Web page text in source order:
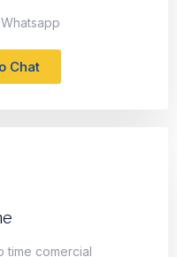
Chat
time comercial